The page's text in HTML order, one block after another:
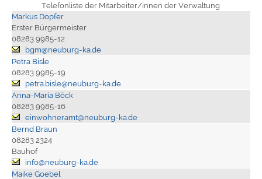
Telefonliste der Mitarbeiter/innen der Verwaltung
Markus Dopfer
Erster Bürgermeister
08283 9985-12
bgm@neuburg-ka.de
Petra Bisle
08283 9985-19
petra.bisle@neuburg-ka.de
Anna-Maria Böck
08283 9985-16
einwohneramt@neuburg-ka.de
Bernd Braun
08283 2324
Bauhof
info@neuburg-ka.de
Maike Goebel